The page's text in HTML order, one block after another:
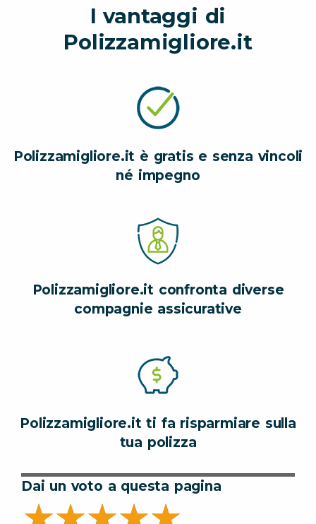
I vantaggi di
Polizzamigliore.it
Polizzamigliore.it è gratis e senza vincoli
né impegno
Polizzamigliore.it confronta diverse
compagnie assicurative
Polizzamigliore.it ti fa risparmiare sulla
tua polizza
Dai un voto a questa pagina